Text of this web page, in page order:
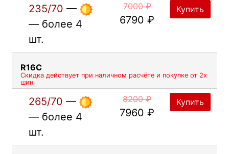
235/70 —
— более 4
шт.
7000 ₽
6790 ₽
Купить
R16C
Скидка действует при наличном расчёте и покупке от 2х
шин
265/70 —
— более 4
шт.
8200 ₽
7960 ₽
Купить